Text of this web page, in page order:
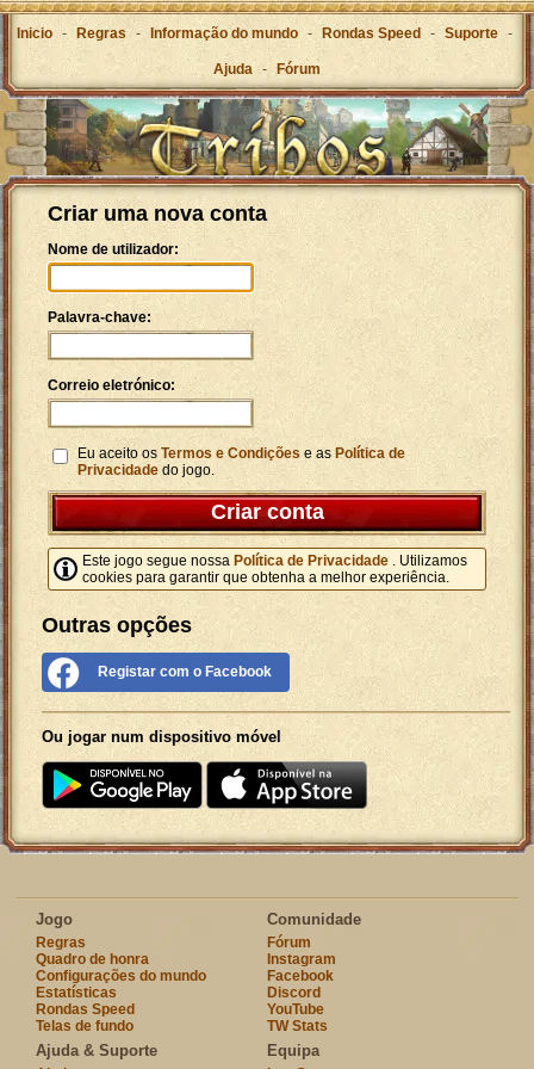
Inicio - Regras - Informação do mundo - Rondas Speed - Suporte -
Ajuda - Fórum
Criar uma nova conta
Nome de utilizador:
Palavra-chave:
Correio eletrónico:
Eu aceito os Termos e Condições e as Política de
Privacidade do jogo.
Criar conta
Este jogo segue nossa Política de Privacidade . Utilizamos
cookies para garantir que obtenha a melhor experiência.
Outras opções
Registar com o Facebook
Ou jogar num dispositivo móvel
Jogo
Regras
Quadro de honra
Configurações do mundo
Estatísticas
Rondas Speed
Telas de fundo
Comunidade
Fórum
Instagram
Facebook
Discord
YouTube
TW Stats
Ajuda & Suporte Equipa